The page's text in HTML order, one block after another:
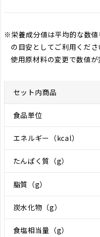
栄養成分値は平均的な数
の目安としてご利用くだ
使用原材料の変更で数値が